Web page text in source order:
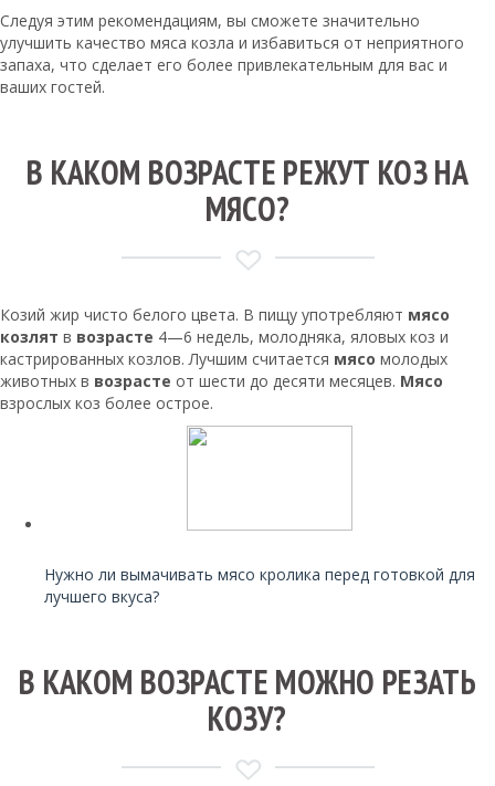
Следуя этим рекомендациям, вы сможете значительно
улучшить качество мяса козла и избавиться от неприятного
запаха, что сделает его более привлекательным для вас и
ваших гостей.
В КАКОМ ВОЗРАСТЕ РЕЖУТ КОЗ НА
МЯСО?
Козий жир чисто белого цвета. В пищу употребляют мясо
козлят в возрасте 4—6 недель, молодняка, яловых коз и
кастрированных козлов. Лучшим считается мясо молодых
животных в возрасте от шести до десяти месяцев. Мясо
взрослых коз более острое.
Нужно ли вымачивать мясо кролика перед готовкой для
лучшего вкуса?
В КАКОМ ВОЗРАСТЕ МОЖНО РЕЗАТЬ
КОЗУ?